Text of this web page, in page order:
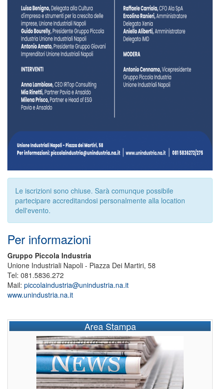
Le iscrizioni sono chiuse. Sarà comunque possibile
partecipare accreditandosi personalmente alla location
dell'evento.
Per informazioni
Gruppo Piccola Industria
Unione Industriali Napoli - Piazza Dei Martiri, 58
Tel: 081.5836.272
Mail: piccolaindustria@unindustria.na.it
www.unindustria.na.it
Area Stampa